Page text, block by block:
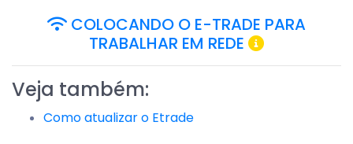
COLOCANDO O E-TRADE PARA
TRABALHAR EM REDE
Veja também:
Como atualizar o Etrade